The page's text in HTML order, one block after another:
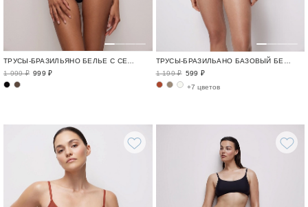
1 999 ₽ 999 ₽
1 199 ₽ 599 ₽
+7 цветов